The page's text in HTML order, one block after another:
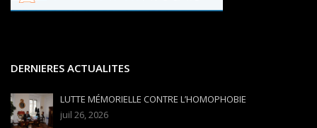
DERNIERES ACTUALITES
LUTTE MÉMORIELLE CONTRE L’HOMOPHOBIE
juil 26, 2026